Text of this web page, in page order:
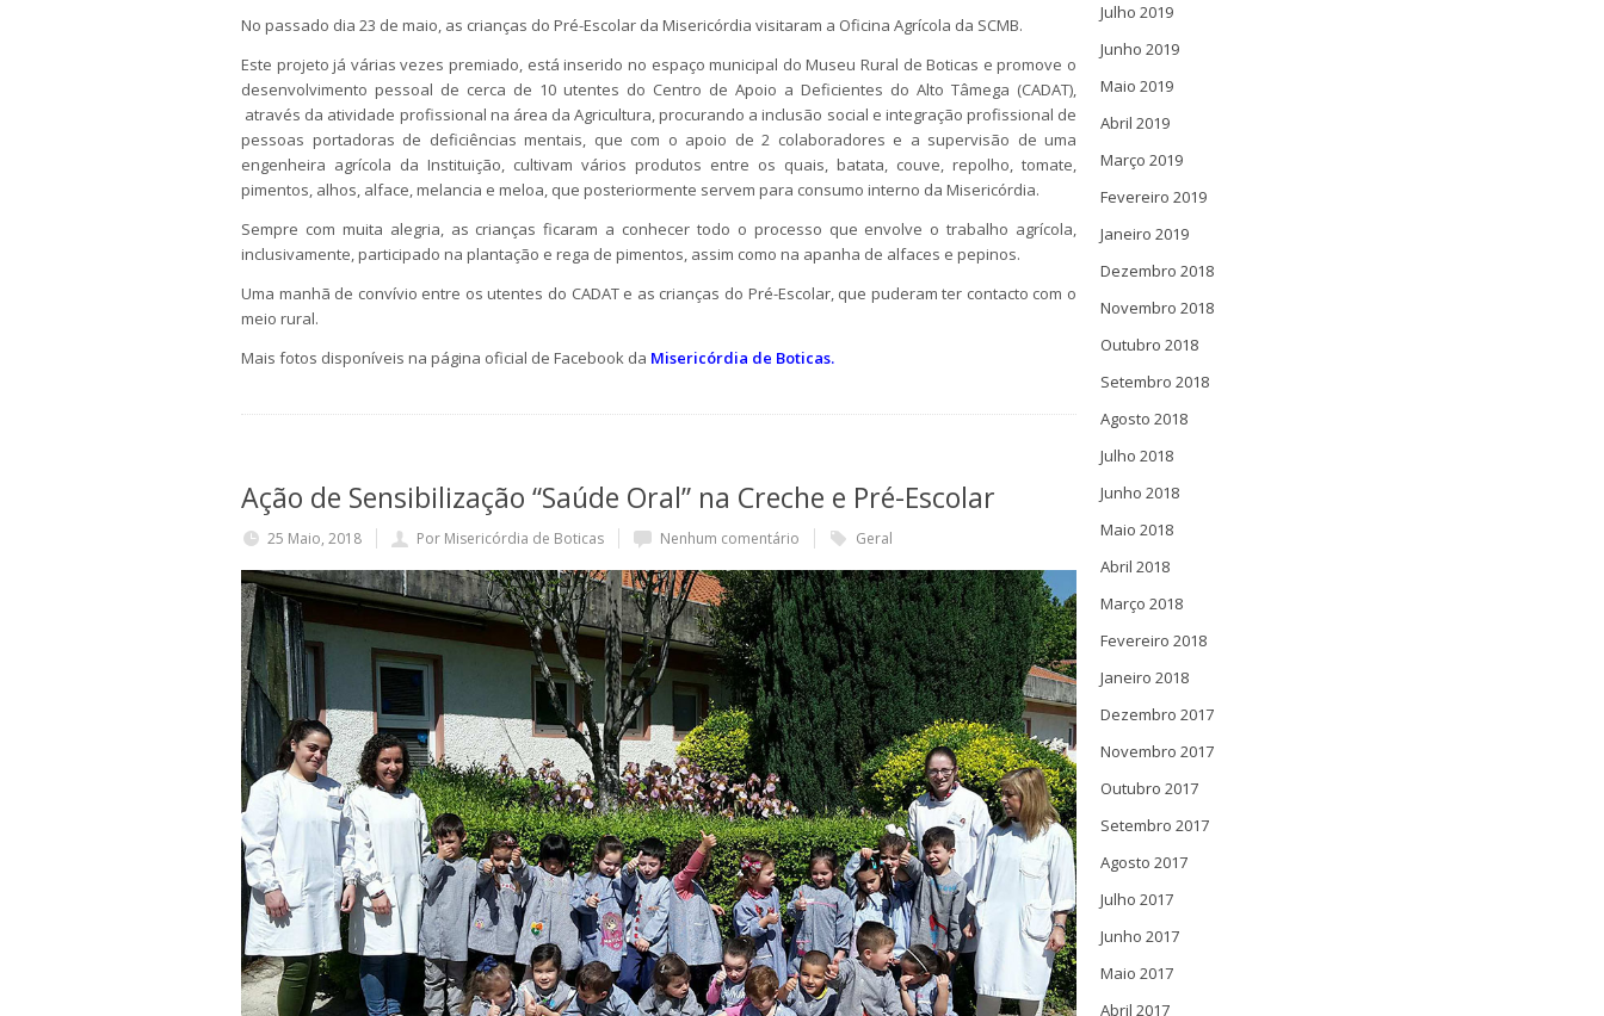
No passado dia 23 de maio, as crianças do Pré-Escolar da Misericórdia visitaram a Oficina Agrícola da SCMB.
Este projeto já várias vezes premiado, está inserido no espaço municipal do Museu Rural de Boticas e promove o
desenvolvimento pessoal de cerca de 10 utentes do Centro de Apoio a Deficientes do Alto Tâmega (CADAT),
através da atividade profissional na área da Agricultura, procurando a inclusão social e integração profissional de
pessoas portadoras de deficiências mentais, que com o apoio de 2 colaboradores e a supervisão de uma
engenheira agrícola da Instituição, cultivam vários produtos entre os quais, batata, couve, repolho, tomate,
pimentos, alhos, alface, melancia e meloa, que posteriormente servem para consumo interno da Misericórdia.
Sempre com muita alegria, as crianças ficaram a conhecer todo o processo que envolve o trabalho agrícola,
inclusivamente, participado na plantação e rega de pimentos, assim como na apanha de alfaces e pepinos.
Uma manhã de convívio entre os utentes do CADAT e as crianças do Pré-Escolar, que puderam ter contacto com o
meio rural.
Mais fotos disponíveis na página oficial de Facebook da Misericórdia de Boticas.
Ação de Sensibilização “Saúde Oral” na Creche e Pré-Escolar
25 Maio, 2018 Por Misericórdia de Boticas Nenhum comentário Geral
Julho 2019
Junho 2019
Maio 2019
Abril 2019
Março 2019
Fevereiro 2019
Janeiro 2019
Dezembro 2018
Novembro 2018
Outubro 2018
Setembro 2018
Agosto 2018
Julho 2018
Junho 2018
Maio 2018
Abril 2018
Março 2018
Fevereiro 2018
Janeiro 2018
Dezembro 2017
Novembro 2017
Outubro 2017
Setembro 2017
Agosto 2017
Julho 2017
Junho 2017
Maio 2017
Abril 2017